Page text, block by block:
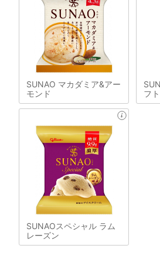
SUNAO マカダミア&アー
モンド
フト
SUNAOスペシャル ラム
レーズン